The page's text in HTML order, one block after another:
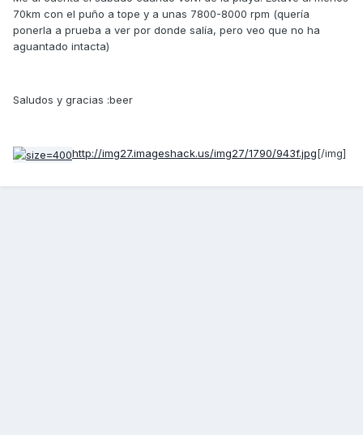
70km con el puño a tope y a unas 7800-8000 rpm (quería
ponerla a prueba a ver por donde salía, pero veo que no ha
aguantado intacta)
Saludos y gracias :beer
http://img27.imageshack.us/img27/1790/943f.jpg[/img]